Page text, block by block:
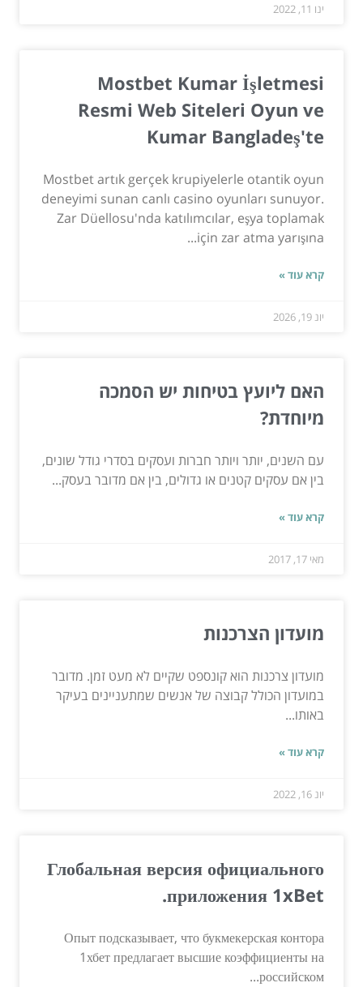
ינו 11, 2022
Mostbet Kumar İşletmesi
Resmi Web Siteleri Oyun ve
Kumar Bangladeş'te
Mostbet artık gerçek krupiyelerle otantik oyun
deneyimi sunan canlı casino oyunları sunuyor.
Zar Düellosu'nda katılımcılar, eşya toplamak
için zar atma yarışına...
קרא עוד »
יונ 19, 2026
האם ליועץ בטיחות יש הסמכה
מיוחדת?
עם השנים, יותר ויותר חברות ועסקים בסדרי גודל שונים,
בין אם עסקים קטנים או גדולים, בין אם מדובר בעסק...
קרא עוד »
מאי 17, 2017
מועדון הצרכנות
מועדון צרכנות הוא קונספט שקיים לא מעט זמן. מדובר
במועדון הכולל קבוצה של אנשים שמתעניינים בעיקר
באותו...
קרא עוד »
יונ 16, 2022
Глобальная версия официального
приложения 1xBet.
Опыт подсказывает, что букмекерская контора
1хбет предлагает высшие коэффициенты на
российском...